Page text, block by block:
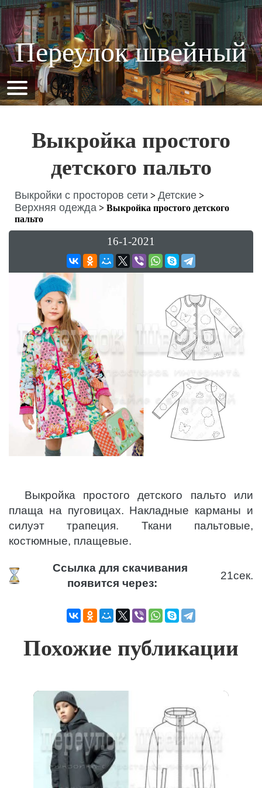
Переулок швейный
Выкройка простого
детского пальто
Выкройки с просторов сети > Детские >
Верхняя одежда > Выкройка простого детского
пальто
16-1-2021
Выкройка простого детского пальто или
плаща на пуговицах. Накладные карманы и
силуэт трапеция. Ткани пальтовые,
костюмные, плащевые.
Ссылка для скачивания
появится через:
21сек.
Похожие публикации